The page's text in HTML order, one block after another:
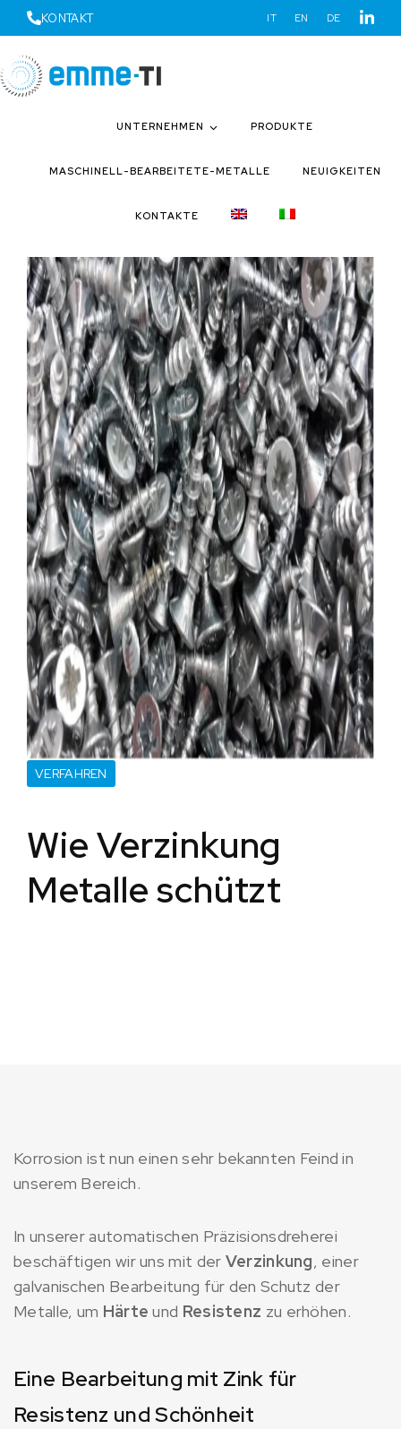
KONTAKT IT EN DE
UNTERNEHMEN PRODUKTE
MASCHINELL-BEARBEITETE-METALLE NEUIGKEITEN
KONTAKTE
Emme-Ti Blog
VERFAHREN
Wie Verzinkung
Metalle schützt
Korrosion ist nun einen sehr bekannten Feind in
unserem Bereich.
In unserer automatischen Präzisionsdreherei
beschäftigen wir uns mit der Verzinkung, einer
galvanischen Bearbeitung für den Schutz der
Metalle, um Härte und Resistenz zu erhöhen.
Eine Bearbeitung mit Zink für
Resistenz und Schönheit